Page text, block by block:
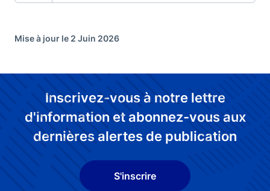
Mise à jour le 2 Juin 2026
Inscrivez-vous à notre lettre
d'information et abonnez-vous aux
dernières alertes de publication
S'inscrire